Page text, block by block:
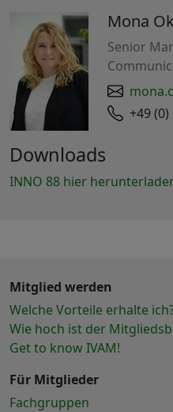
Mona
Senior
+49
Downloads
INNO 88 hier
Mitglied werden
Welche Vorteile erhalte
Wie hoch ist der
Get to know IVAM!
Für Mitglieder
Fachgruppen